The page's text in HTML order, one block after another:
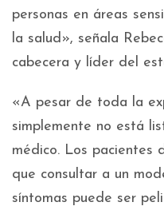
personas en áreas
la salud», señala
cabecera y líder del
«A pesar de toda la
simplemente no está
médico. Los pacientes
que consultar a un
síntomas puede ser